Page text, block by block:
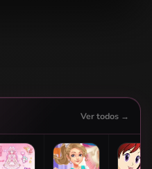
Ver todos →